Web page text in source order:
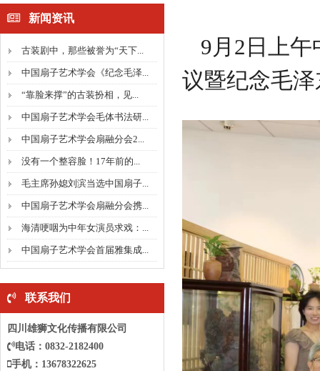
新闻资讯
古装剧中，那些被誉为“天下...
中国扇子艺术学会《纪念毛泽...
“靠脸来撑”的古装扮相，见...
中国扇子艺术学会毛体书法研...
中国扇子艺术学会扇融分会2...
没有一个整容脸！17年前的...
毛主席孙媳刘滨当选中国扇子...
中国扇子艺术学会扇融分会携...
海清哽咽为中年女演员求戏：...
中国扇子艺术学会首届雅集成...
联系我们
四川雄狮文化传播有限公司
电话：0832-2182400
手机：13678322625
9月2日上
议暨纪念毛